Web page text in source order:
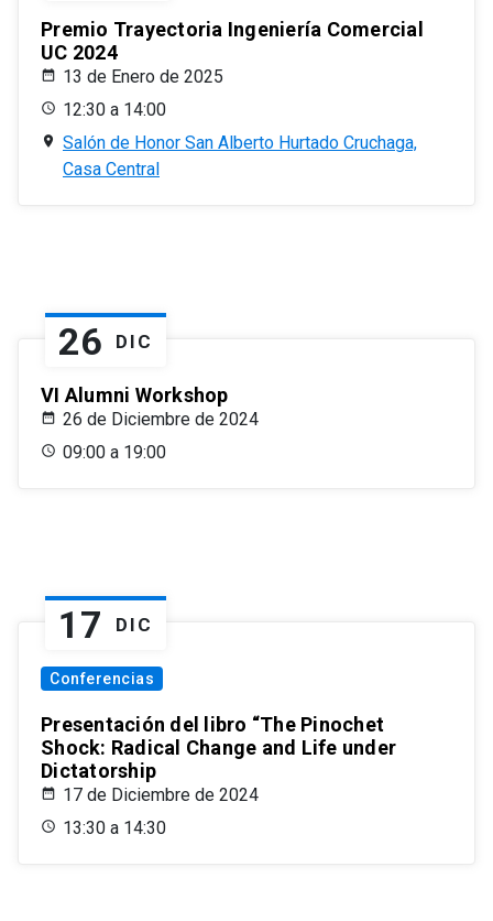
Premio Trayectoria Ingeniería Comercial
UC 2024
13 de Enero de 2025
12:30 a 14:00
Salón de Honor San Alberto Hurtado Cruchaga,
Casa Central
26 DIC
VI Alumni Workshop
26 de Diciembre de 2024
09:00 a 19:00
17 DIC
Conferencias
Presentación del libro “The Pinochet
Shock: Radical Change and Life under
Dictatorship
17 de Diciembre de 2024
13:30 a 14:30